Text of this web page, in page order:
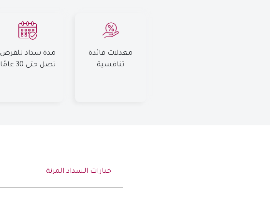
معدلات فائدة
تنافسية
مدة سداد للقرض
تصل حتى 30 عامًا
خيارات السداد المرنة